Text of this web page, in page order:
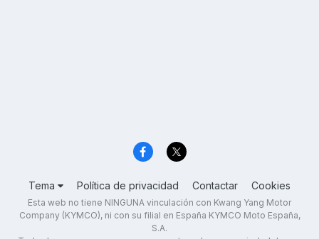
Tema Política de privacidad Contactar Cookies
Esta web no tiene NINGUNA vinculación con Kwang Yang Motor
Company (KYMCO), ni con su filial en España KYMCO Moto España,
S.A.